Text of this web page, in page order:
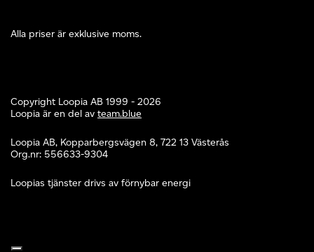
Alla priser är exklusive moms.
Copyright Loopia AB 1999 - 2026
Loopia är en del av team.blue
Loopia AB, Kopparbergsvägen 8, 722 13 Västerås
Org.nr: 556633-9304
Loopias tjänster drivs av förnybar energi